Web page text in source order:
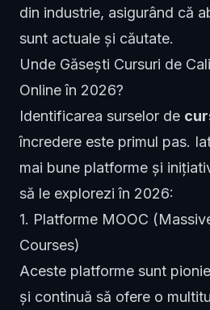
din industrie, asigurând că
sunt actuale și căutate.
Unde Găsești Cursuri de
Online în 2026?
Identificarea surselor de
încredere este primul pas.
mai bune platforme și
să le explorezi în 2026:
1. Platforme MOOC
Courses)
Aceste platforme sunt
și continuă să ofere o